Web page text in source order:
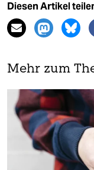
Diesen Artikel
Mehr zum